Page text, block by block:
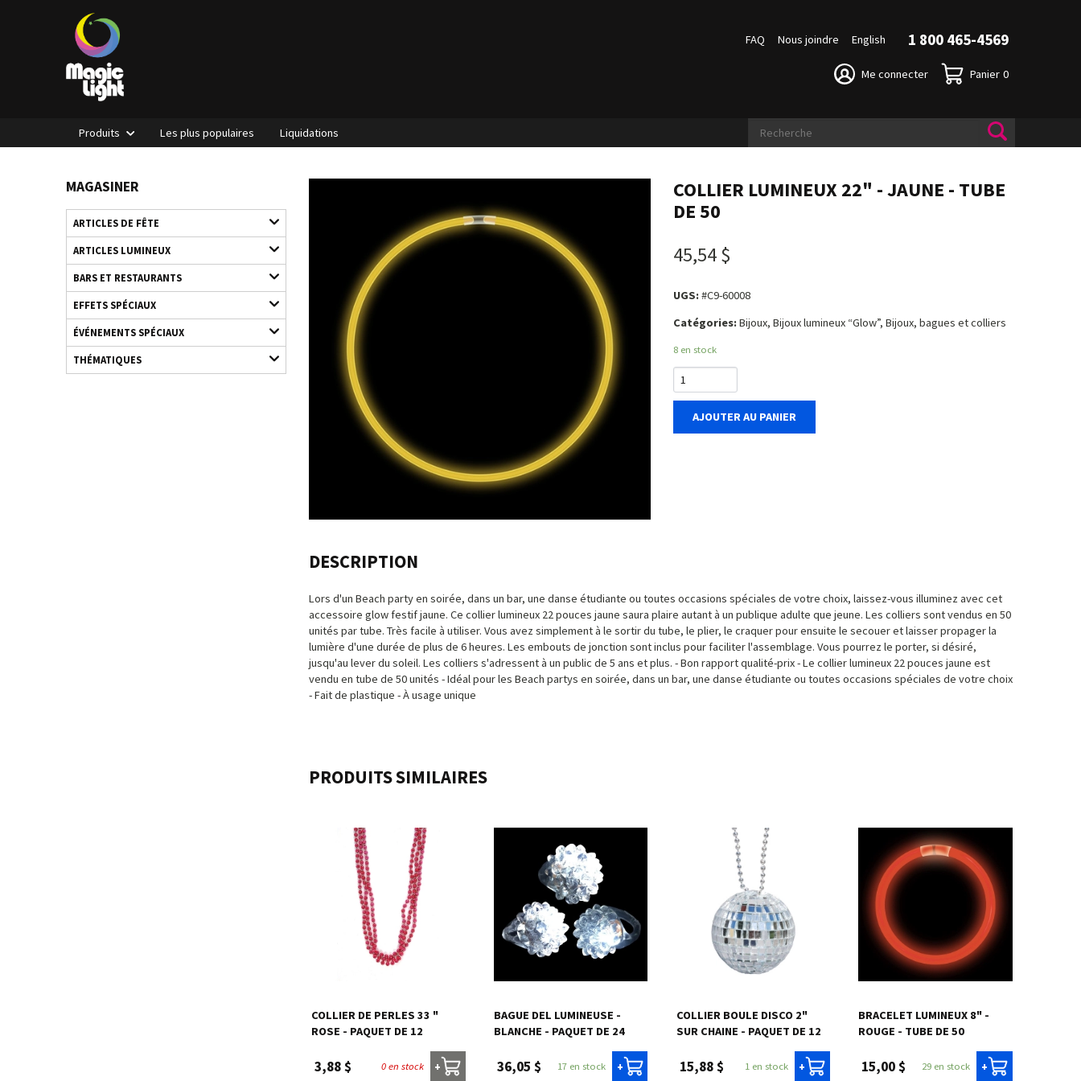
FAQ Nous joindre English 1 800 465-4569
Me connecter Panier 0
Produits Les plus populaires Liquidations
MAGASINER
ARTICLES DE FÊTE
ARTICLES LUMINEUX
BARS ET RESTAURANTS
EFFETS SPÉCIAUX
ÉVÉNEMENTS SPÉCIAUX
THÉMATIQUES
COLLIER LUMINEUX 22" - JAUNE - TUBE
DE 50
45,54 $
UGS:#C9-60008
Catégories:Bijoux, Bijoux lumineux “Glow”, Bijoux, bagues et colliers
8 en stock
AJOUTER AU PANIER
DESCRIPTION
Lors d'un Beach party en soirée, dans un bar, une danse étudiante ou toutes occasions spéciales de votre choix, laissez-vous illuminez avec cet
accessoire glow festif jaune. Ce collier lumineux 22 pouces jaune saura plaire autant à un publique adulte que jeune. Les colliers sont vendus en 50
unités par tube. Très facile à utiliser. Vous avez simplement à le sortir du tube, le plier, le craquer pour ensuite le secouer et laisser propager la
lumière d'une durée de plus de 6 heures. Les embouts de jonction sont inclus pour faciliter l'assemblage. Vous pourrez le porter, si désiré,
jusqu'au lever du soleil. Les colliers s'adressent à un public de 5 ans et plus. - Bon rapport qualité-prix - Le collier lumineux 22 pouces jaune est
vendu en tube de 50 unités - Idéal pour les Beach partys en soirée, dans un bar, une danse étudiante ou toutes occasions spéciales de votre choix
- Fait de plastique - À usage unique
PRODUITS SIMILAIRES
COLLIER DE PERLES 33 "
ROSE - PAQUET DE 12
3,88 $ 0 en stock +
BAGUE DEL LUMINEUSE -
BLANCHE - PAQUET DE 24
36,05 $ 17 en stock +
COLLIER BOULE DISCO 2"
SUR CHAINE - PAQUET DE 12
15,88 $ 1 en stock +
BRACELET LUMINEUX 8" -
ROUGE - TUBE DE 50
15,00 $ 29 en stock +